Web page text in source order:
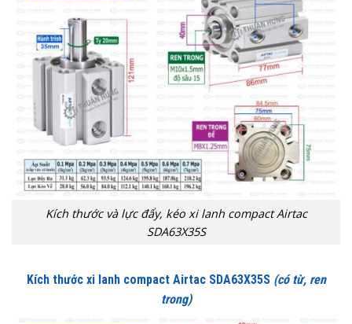
Kích thước và lực đẩy, kéo xi lanh compact Airtac
SDA63X35S
Kích thước xi lanh compact Airtac SDA63X35S(có từ, ren
trong)